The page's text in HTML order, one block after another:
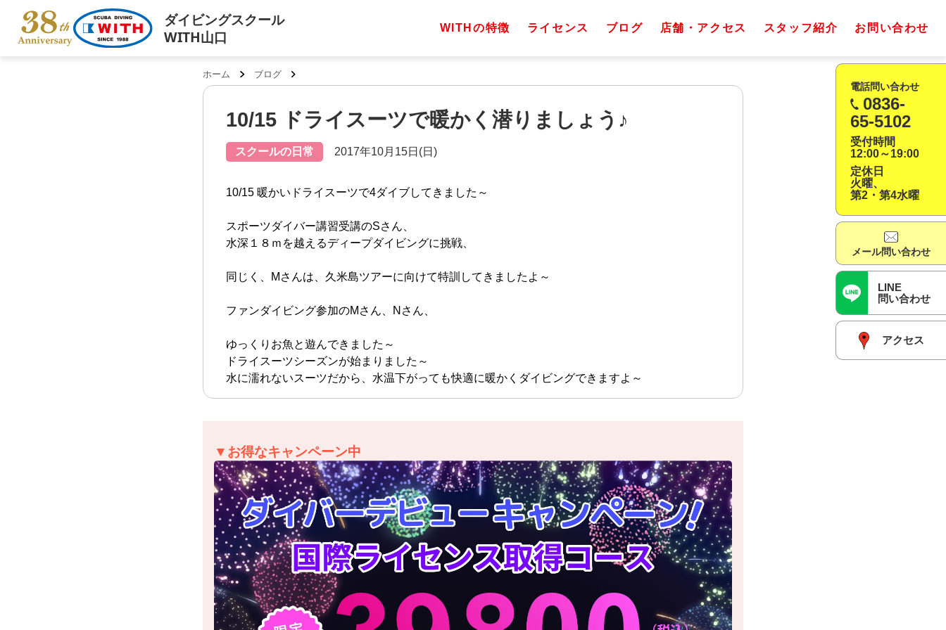
ダイビングスクール
WITH山口
WITHの特徴 ライセンス ブログ 店舗・アクセス スタッフ紹介 お問い合わせ
ホーム ブログ
10/15 ドライスーツで暖かく潜りましょう♪
スクールの日常 2017年10月15日(日)
10/15 暖かいドライスーツで4ダイブしてきました～
スポーツダイバー講習受講のSさん、
水深１８ｍを越えるディープダイビングに挑戦、
同じく、Mさんは、久米島ツアーに向けて特訓してきましたよ～
ファンダイビング参加のMさん、Nさん、
ゆっくりお魚と遊んできました～
ドライスーツシーズンが始まりました～
水に濡れないスーツだから、水温下がっても快適に暖かくダイビングできますよ～
▼お得なキャンペーン中
電話問い合わせ
0836-
65-5102
受付時間
12:00～19:00
定休日
火曜、
第2・第4水曜
メール問い合わせ
LINE
問い合わせ
アクセス